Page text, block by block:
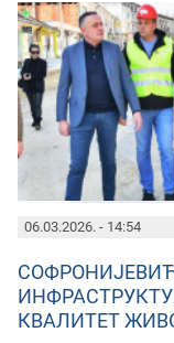
06.03.2026. - 14:54
КВАЛИТЕТ